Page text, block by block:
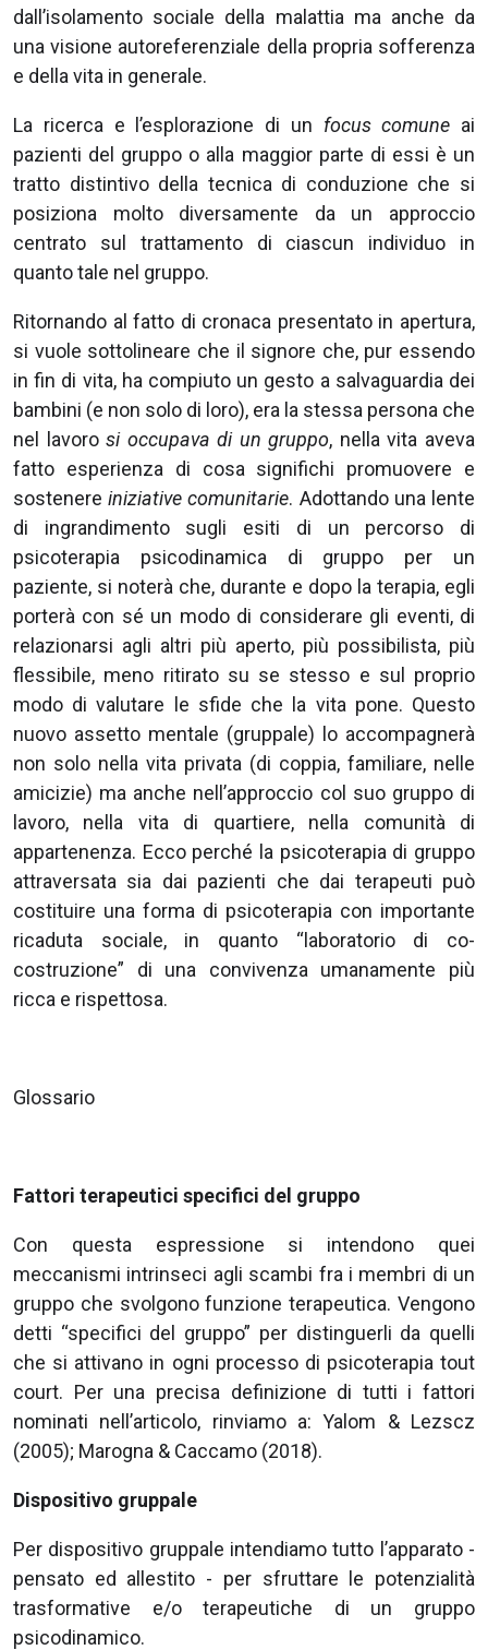
dall’isolamento sociale della malattia ma anche da
una visione autoreferenziale della propria sofferenza
e della vita in generale.
La ricerca e l’esplorazione di un focus comune ai
pazienti del gruppo o alla maggior parte di essi è un
tratto distintivo della tecnica di conduzione che si
posiziona molto diversamente da un approccio
centrato sul trattamento di ciascun individuo in
quanto tale nel gruppo.
Ritornando al fatto di cronaca presentato in apertura,
si vuole sottolineare che il signore che, pur essendo
in fin di vita, ha compiuto un gesto a salvaguardia dei
bambini (e non solo di loro), era la stessa persona che
nel lavorosi occupava di un gruppo, nella vita aveva
fatto esperienza di cosa significhi promuovere e
sostenereiniziative comunitarie. Adottando una lente
di ingrandimento sugli esiti di un percorso di
psicoterapia psicodinamica di gruppo per un
paziente, si noterà che, durante e dopo la terapia, egli
porterà con sé un modo di considerare gli eventi, di
relazionarsi agli altri più aperto, più possibilista, più
flessibile, meno ritirato su se stesso e sul proprio
modo di valutare le sfide che la vita pone. Questo
nuovo assetto mentale (gruppale) lo accompagnerà
non solo nella vita privata (di coppia, familiare, nelle
amicizie) ma anche nell’approccio col suo gruppo di
lavoro, nella vita di quartiere, nella comunità di
appartenenza. Ecco perché la psicoterapia di gruppo
attraversata sia dai pazienti che dai terapeuti può
costituire una forma di psicoterapia con importante
ricaduta sociale, in quanto “laboratorio di co-
costruzione” di una convivenza umanamente più
ricca e rispettosa.
Glossario
Fattori terapeutici specifici del gruppo
Con questa espressione si intendono quei
meccanismi intrinseci agli scambi fra i membri di un
gruppo che svolgono funzione terapeutica. Vengono
detti “specifici del gruppo” per distinguerli da quelli
che si attivano in ogni processo di psicoterapia tout
court. Per una precisa definizione di tutti i fattori
nominati nell’articolo, rinviamo a: Yalom & Lezscz
(2005); Marogna & Caccamo (2018).
Dispositivo gruppale
Per dispositivo gruppale intendiamo tutto l’apparato -
pensato ed allestito - per sfruttare le potenzialità
trasformative e/o terapeutiche di un gruppo
psicodinamico.